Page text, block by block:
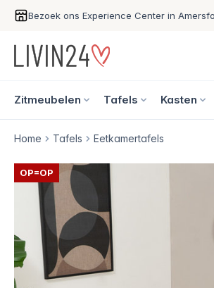
Bezoek ons Experience Center in
Zitmeubelen Tafels Kasten
Home Tafels Eetkamertafels
OP=OP